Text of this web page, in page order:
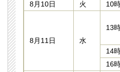
8月10日
火 10
8月11日 水
13
14
16